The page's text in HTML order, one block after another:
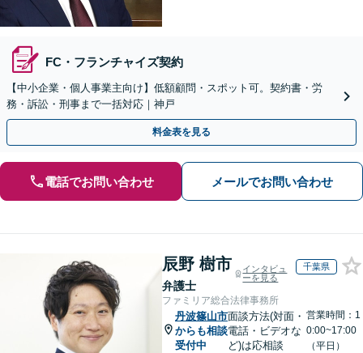
FC・フランチャイズ契約
【中小企業・個人事業主向け】低額顧問・スポット可。契約書・労
務・訴訟・刑事まで一括対応｜神戸
料金表を見る
電話でお問い合わせ メールでお問い合わせ
辰野 樹市
弁護士
インタビュ
ーを見る
千葉県
ファミリア総合法律事務所
丹波篠山市
からも相談
受付中
面談方法(対面・
電話・ビデオな
ど)は応相談
営業時間：1
0:00~17:00
（平日）